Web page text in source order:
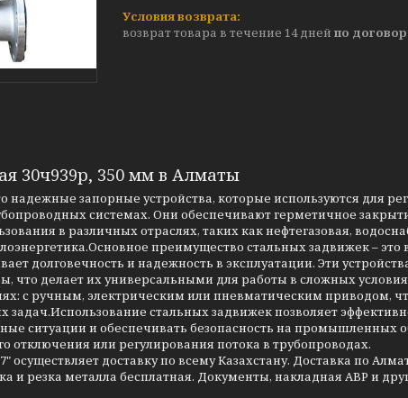
возврат товара в течение 14 дней по
30ч939р, 350 мм в Алматы
надежные запорные устройства, которые используются для
системах. Они обеспечивают герметичное
в различных отраслях, таких как нефтегазовая,
преимущество стальных задвижек – это
долговечность и надежность в эксплуатации. Эти
что делает их универсальными для работы в сложных
с ручным, электрическим или пневматическим приводом,
задач.Использование стальных задвижек позволяет
ситуации и обеспечивать безопасность на промышленных
отключения или регулирования потока в трубопроводах.
осуществляет доставку по всему Казахстану. Доставка по
и резка металла бесплатная. Документы, накладная АВР и